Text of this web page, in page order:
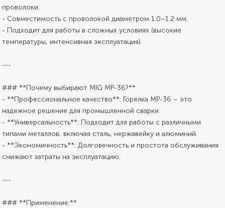
проволоки.
- Совместимость с проволокой диаметром 1.0–1.2 мм.
- Подходит для работы в сложных условиях (высокие
температуры, интенсивная эксплуатация).
---
### **Почему выбирают MIG MP-36?**
- **Профессиональное качество**: Горелка MP-36 – это
надежное решение для промышленной сварки.
- **Универсальность**: Подходит для работы с различными
типами металлов, включая сталь, нержавейку и алюминий.
- **Экономичность**: Долговечность и простота обслуживания
снижают затраты на эксплуатацию.
---
### **Применение:**